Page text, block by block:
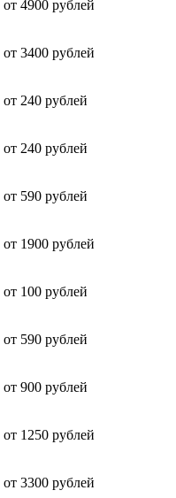
от 4900 рублей
от 3400 рублей
от 240 рублей
от 240 рублей
от 590 рублей
от 1900 рублей
от 100 рублей
от 590 рублей
от 900 рублей
от 1250 рублей
от 3300 рублей